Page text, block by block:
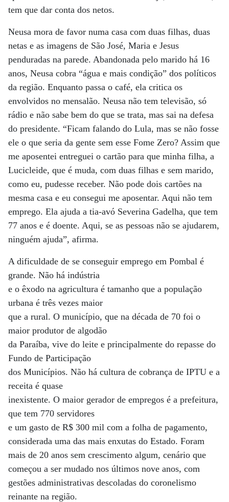
tem que dar conta dos netos.
Neusa mora de favor numa casa com duas filhas, duas
netas e as imagens de São José, Maria e Jesus
penduradas na parede. Abandonada pelo marido há 16
anos, Neusa cobra “água e mais condição” dos políticos
da região. Enquanto passa o café, ela critica os
envolvidos no mensalão. Neusa não tem televisão, só
rádio e não sabe bem do que se trata, mas sai na defesa
do presidente. “Ficam falando do Lula, mas se não fosse
ele o que seria da gente sem esse Fome Zero? Assim que
me aposentei entreguei o cartão para que minha filha, a
Lucicleide, que é muda, com duas filhas e sem marido,
como eu, pudesse receber. Não pode dois cartões na
mesma casa e eu consegui me aposentar. Aqui não tem
emprego. Ela ajuda a tia-avó Severina Gadelha, que tem
77 anos e é doente. Aqui, se as pessoas não se ajudarem,
ninguém ajuda”, afirma.
A dificuldade de se conseguir emprego em Pombal é
grande. Não há indústria
e o êxodo na agricultura é tamanho que a população
urbana é três vezes maior
que a rural. O município, que na década de 70 foi o
maior produtor de algodão
da Paraíba, vive do leite e principalmente do repasse do
Fundo de Participação
dos Municípios. Não há cultura de cobrança de IPTU e a
receita é quase
inexistente. O maior gerador de empregos é a prefeitura,
que tem 770 servidores
e um gasto de R$ 300 mil com a folha de pagamento,
considerada uma das mais enxutas do Estado. Foram
mais de 20 anos sem crescimento algum, cenário que
começou a ser mudado nos últimos nove anos, com
gestões administrativas descoladas do coronelismo
reinante na região.